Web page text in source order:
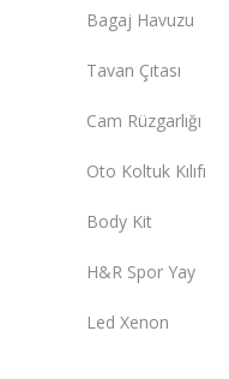
Bagaj Havuzu
Tavan Çıtası
Cam Rüzgarlığı
Oto Koltuk Kılıfı
Body Kit
H&R Spor Yay
Led Xenon